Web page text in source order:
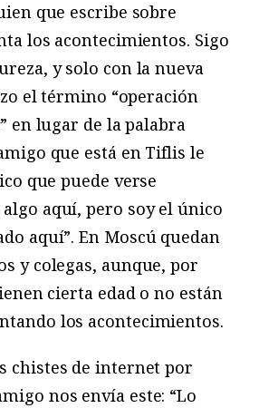
que escribe sobre
los acontecimientos. Sigo
y solo con la nueva
el término “operación
en lugar de la palabra
que está en Tiflis le
que puede verse
aquí, pero soy el único
aquí”. En Moscú quedan
y colegas, aunque, por
cierta edad o no están
los acontecimientos.
chistes de internet por
nos envía este: “Lo